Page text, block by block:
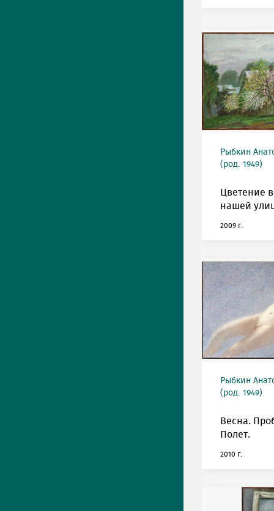
Рыбкин
(род. 1949)
Цветение
нашей
2009 г.
Рыбкин
(род. 1949)
Весна.
Полет.
2010 г.